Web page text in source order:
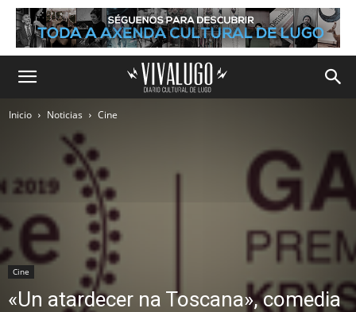
Inicio Noticias Cine
Cine
«Un atardecer na Toscana», comedia